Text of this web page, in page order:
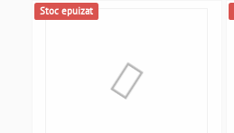
Stoc epuizat